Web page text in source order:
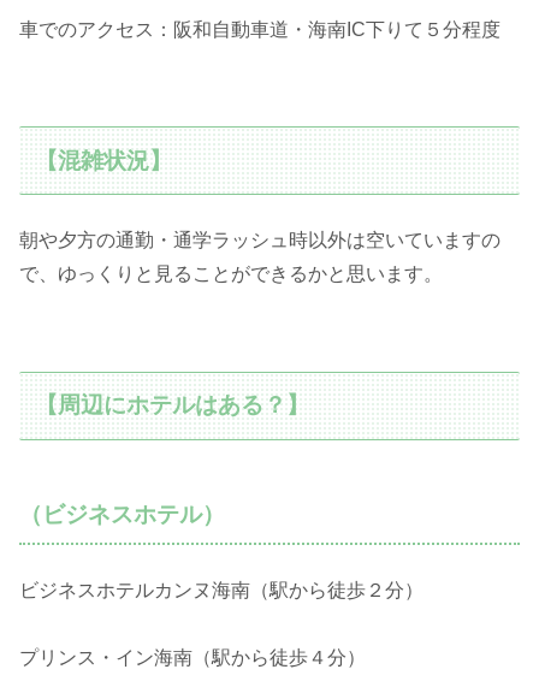
車でのアクセス：阪和自動車道・海南IC下りて５分程度
【混雑状況】
朝や夕方の通勤・通学ラッシュ時以外は空いていますの
で、ゆっくりと見ることができるかと思います。
【周辺にホテルはある？】
（ビジネスホテル）
ビジネスホテルカンヌ海南（駅から徒歩２分）
プリンス・イン海南（駅から徒歩４分）